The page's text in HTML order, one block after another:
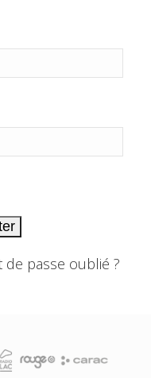
de passe oublié ?